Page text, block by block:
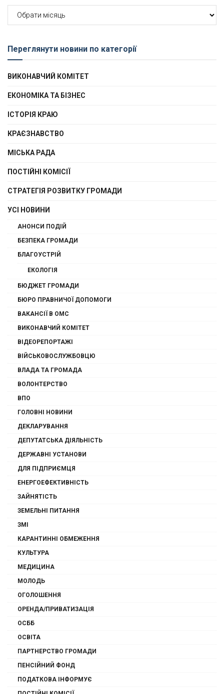
новин
Переглянути новини по категорії
ВИКОНАВЧИЙ КОМІТЕТ
ЕКОНОМІКА ТА БІЗНЕС
ІСТОРІЯ КРАЮ
КРАЄЗНАВСТВО
МІСЬКА РАДА
ПОСТІЙНІ КОМІСІЇ
СТРАТЕГІЯ РОЗВИТКУ ГРОМАДИ
УСІ НОВИНИ
АНОНСИ ПОДІЙ
БЕЗПЕКА ГРОМАДИ
БЛАГОУСТРІЙ
ЕКОЛОГІЯ
БЮДЖЕТ ГРОМАДИ
БЮРО ПРАВНИЧОЇ ДОПОМОГИ
ВАКАНСІЇ В ОМС
ВИКОНАВЧИЙ КОМІТЕТ
ВІДЕОРЕПОРТАЖІ
ВІЙСЬКОВОСЛУЖБОВЦЮ
ВЛАДА ТА ГРОМАДА
ВОЛОНТЕРСТВО
ВПО
ГОЛОВНІ НОВИНИ
ДЕКЛАРУВАННЯ
ДЕПУТАТСЬКА ДІЯЛЬНІСТЬ
ДЕРЖАВНІ УСТАНОВИ
ДЛЯ ПІДПРИЄМЦЯ
ЕНЕРГОЕФЕКТИВНІСТЬ
ЗАЙНЯТІСТЬ
ЗЕМЕЛЬНІ ПИТАННЯ
ЗМІ
КАРАНТИННІ ОБМЕЖЕННЯ
КУЛЬТУРА
МЕДИЦИНА
МОЛОДЬ
ОГОЛОШЕННЯ
ОРЕНДА/ПРИВАТИЗАЦІЯ
ОСББ
ОСВІТА
ПАРТНЕРСТВО ГРОМАДИ
ПЕНСІЙНИЙ ФОНД
ПОДАТКОВА ІНФОРМУЄ